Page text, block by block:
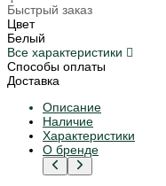
Быстрый заказ
Цвет
Белый
Все характеристики
Способы оплаты
Доставка
Описание
Наличие
Характеристики
О бренде